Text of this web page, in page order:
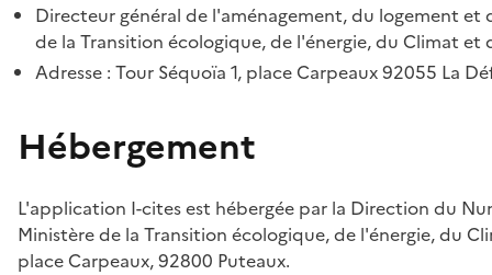
Directeur général de l'aménagement, du logement
de la Transition écologique, de l'énergie, du Climat et
Adresse : Tour Séquoïa 1, place Carpeaux 92055 La
Hébergement
L'application I-cites est hébergée par la Direction du
Ministère de la Transition écologique, de l'énergie, du
place Carpeaux, 92800 Puteaux.